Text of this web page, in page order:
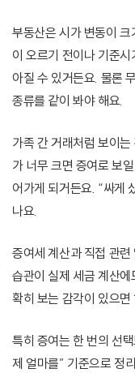
부동산은 시가 변동이
이 오르기 전이나 기준
아질 수 있거든요. 물론
종류를 같이 봐야 해요.
가족 간 거래처럼 보이는
가 너무 크면 증여로 보
어가게 되거든요. “싸게
나요.
증여세 계산과 직접 관련
습관이 실제 세금 계산
확히 보는 감각이 있으
특히 증여는 한 번의 선
제 얼마를” 기준으로 정